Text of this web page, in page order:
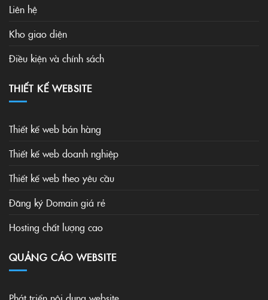
Liên hệ
Kho giao diện
Điều kiện và chính sách
THIẾT KẾ WEBSITE
Thiết kế web bán hàng
Thiết kế web doanh nghiệp
Thiết kế web theo yêu cầu
Đăng ký Domain giá rẻ
Hosting chất lượng cao
QUẢNG CÁO WEBSITE